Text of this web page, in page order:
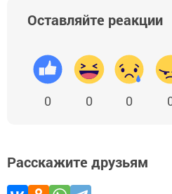
Оставляйте реакции
0 0 0
Расскажите друзьям